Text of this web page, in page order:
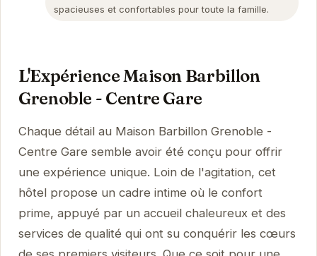
spacieuses et confortables pour toute la famille.
L'Expérience Maison Barbillon
Grenoble - Centre Gare
Chaque détail au Maison Barbillon Grenoble -
Centre Gare semble avoir été conçu pour offrir
une expérience unique. Loin de l'agitation, cet
hôtel propose un cadre intime où le confort
prime, appuyé par un accueil chaleureux et des
services de qualité qui ont su conquérir les cœurs